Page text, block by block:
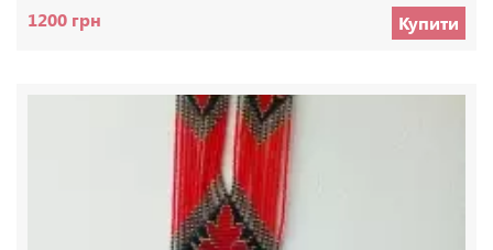
1200 грн Купити